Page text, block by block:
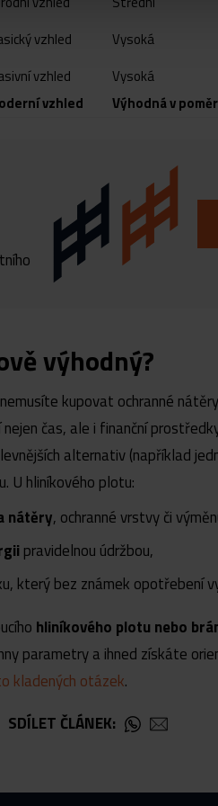
vzhled
Vysoká
vzhled
Vysoká
vzhled Výhodná v
výhodný?
kupovat ochranné
čas, ale i finanční
alternativ (například
U hliníkového plotu:
nátěry, ochranné vrstvy či
pravidelnou údržbou,
který bez známek opotřebení
hliníkového plotu nebo
parametry a ihned získáte
kladených otázek.
SDÍLET ČLÁNEK: